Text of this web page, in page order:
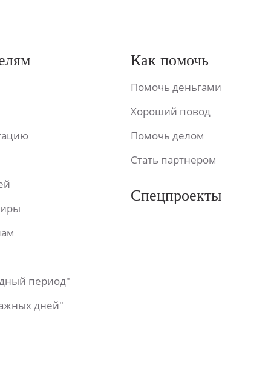
период"
дней"
Как помочь
Помочь деньгами
Хороший повод
Помочь делом
Стать партнером
Спецпроекты